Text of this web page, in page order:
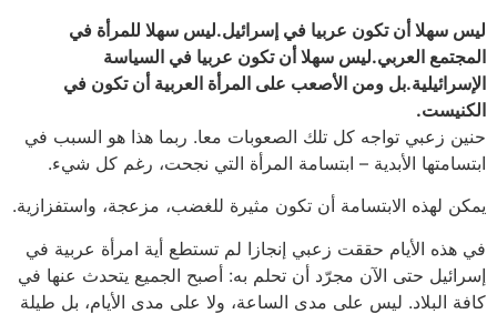
ليس سهلا أن تكون عربيا في إسرائيل.ليس سهلا للمرأة في
المجتمع العربي.ليس سهلا أن تكون عربيا في السياسة
الإسرائيلية.بل ومن الأصعب على المرأة العربية أن تكون في
الكنيست.
حنين زعبي تواجه كل تلك الصعوبات معا. ربما هذا هو السبب في
ابتسامتها الأبدية – ابتسامة المرأة التي نجحت، رغم كل شيء.
يمكن لهذه الابتسامة أن تكون مثيرة للغضب، مزعجة، واستفزازية.
في هذه الأيام حققت زعبي إنجازا لم تستطع أية امرأة عربية في
إسرائيل حتى الآن مجرّد أن تحلم به: أصبح الجميع يتحدث عنها في
كافة البلاد. ليس على مدى الساعة، ولا على مدى الأيام، بل طيلة